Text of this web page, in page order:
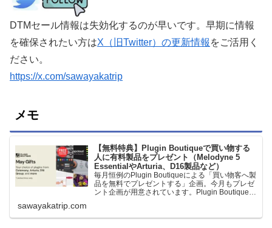
DTMセール情報は失効化するのが早いです。早期に情報
を確保されたい方はX（旧Twitter）の更新情報 をご活用く
ださい。
https://x.com/sawayakatrip
メモ
【無料特典】Plugin Boutiqueで買い物する
人に有料製品をプレゼント（Melodyne 5
EssentialやArturia、D16製品など）
毎月恒例のPlugin Boutiqueによる「買い物客へ製
品を無料でプレゼントする」企画。今月もプレゼ
ント企画が用意されています。Plugin Boutiqueで
ます。＊無料配布終了予定日：日本時間：
sawayakatrip.com